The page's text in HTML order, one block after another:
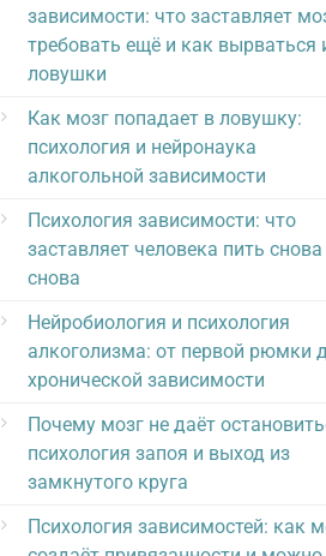
зависимости: что заставляет
требовать ещё и как вырваться
ловушки
Как мозг попадает в ловушку:
психология и нейронаука
алкогольной зависимости
Психология зависимости: что
заставляет человека пить снова
снова
Нейробиология и психология
алкоголизма: от первой рюмки
хронической зависимости
Почему мозг не даёт
психология запоя и выход из
замкнутого круга
Психология зависимостей: как